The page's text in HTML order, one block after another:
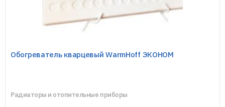
Обогреватель кварцевый WarmHoff ЭКОНОМ
Радиаторы и отопительные приборы